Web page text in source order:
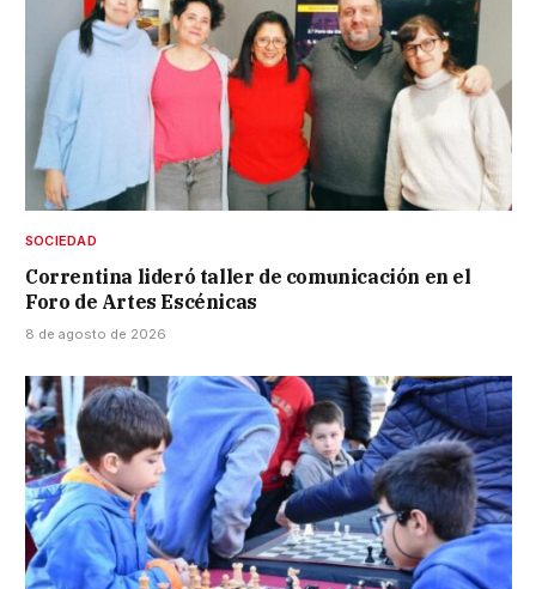
SOCIEDAD
Correntina lideró taller de comunicación en el
Foro de Artes Escénicas
8 de agosto de 2026